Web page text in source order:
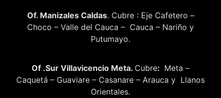
Of. Manizales Caldas. Cubre : Eje Cafetero –
Choco – Valle del Cauca – Cauca – Nariño y
Putumayo.
Of .Sur Villavicencio Meta. Cubre: Meta –
Caquetá – Guaviare – Casanare – Arauca y Llanos
Orientales.